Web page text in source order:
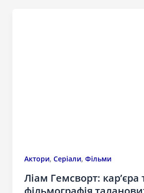
Актори, Серіали, Фільми
Ліам Гемсворт: кар’єра